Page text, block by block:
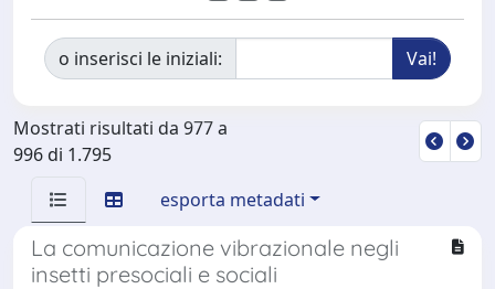
o inserisci le iniziali:
Mostrati risultati da 977 a
996 di 1.795
esporta metadati
La comunicazione vibrazionale negli
insetti presociali e sociali